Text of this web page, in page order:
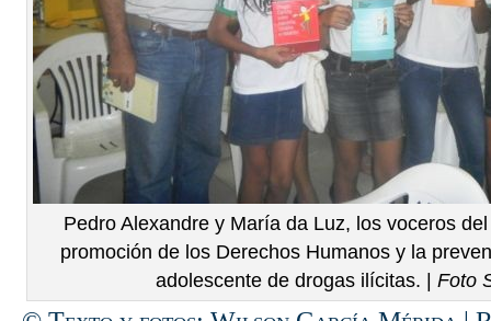
Pedro Alexandre y María da Luz, los voceros
promoción de los Derechos Humanos y la
adolescente de drogas ilícitas. | Foto